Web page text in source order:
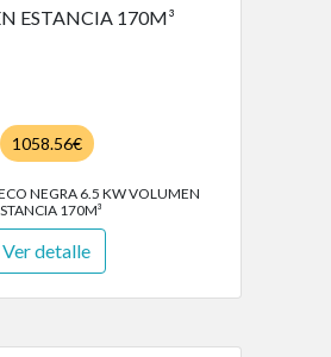
1058.56€
NEGRA 6.5 KW VOLUMEN
170M³
Ver detalle